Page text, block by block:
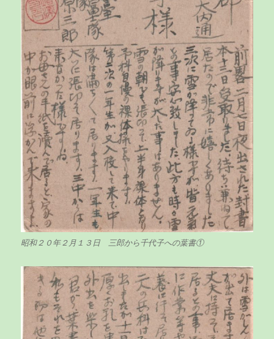
の
は
早
い
も
の
で
す」
に
昭和２０年２月１３日 三郎から千代子への葉書①